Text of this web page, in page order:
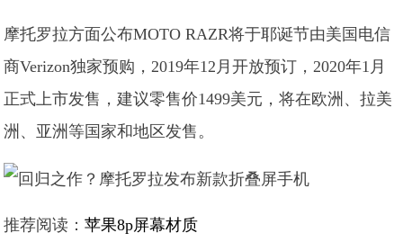
摩托罗拉方面公布MOTO RAZR将于耶诞节由美国电信
商Verizon独家预购，2019年12月开放预订，2020年1月
正式上市发售，建议零售价1499美元，将在欧洲、拉美
洲、亚洲等国家和地区发售。
推荐阅读：苹果8p屏幕材质